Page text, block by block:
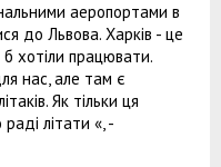
аеропортами в
до Львова. Харків - це
хотіли працювати.
нас, але там є
Як тільки ця
літати «, -